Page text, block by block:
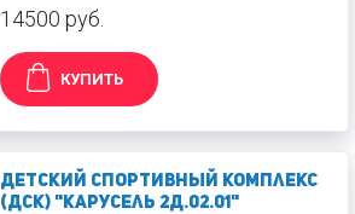
14500 руб.
КУПИТЬ
Детский спортивный комплекс
(ДСК) "Карусель 2Д.02.01"